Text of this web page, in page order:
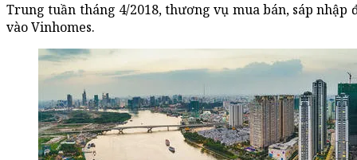
Trung tuần tháng 4/2018, thương vụ mua bán, sáp
vào Vinhomes.